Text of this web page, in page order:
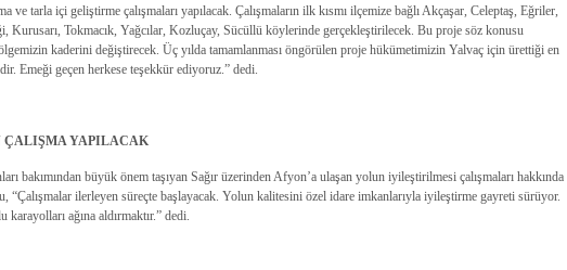
ve tarla içi geliştirme çalışmaları yapılacak. Çalışmaların ilk kısmı ilçemize bağlı Akçaşar, Celeptaş, Eğriler,
Kurusarı, Tokmacık, Yağcılar, Kozluçay, Sücüllü köylerinde gerçekleştirilecek. Bu proje söz konusu
kaderini değiştirecek. Üç yılda tamamlanması öngörülen proje hükümetimizin Yalvaç için ürettiği en
Emeği geçen herkese teşekkür ediyoruz.” dedi.
ÇALIŞMA YAPILACAK
bakımından büyük önem taşıyan Sağır üzerinden Afyon’a ulaşan yolun iyileştirilmesi çalışmaları hakkında
“Çalışmalar ilerleyen süreçte başlayacak. Yolun kalitesini özel idare imkanlarıyla iyileştirme gayreti sürüyor.
ağına aldırmaktır.” dedi.